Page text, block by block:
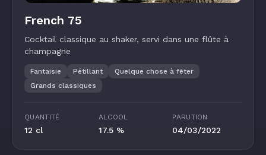
French 75
Cocktail classique au shaker, servi dans une flûte à
champagne
Fantaisie Pétillant
Quelque chose à fêter
Grands classiques
QUANTITÉ
12 cl
ALCOOL
17.5 %
PARUTION
04/03/2022